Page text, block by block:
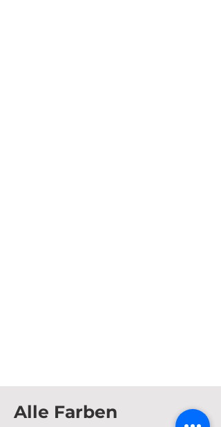
Alle Farben